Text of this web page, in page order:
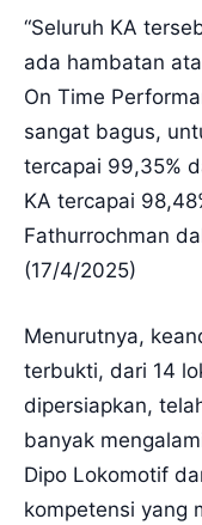
“Seluruh KA
ada hambatan
On Time
sangat bagus,
tercapai 99,35%
KA tercapai
Fathurrochman
(17/4/2025)
Menurutnya,
terbukti, dari 14
dipersiapkan,
banyak
Dipo Lokomotif
kompetensi yang